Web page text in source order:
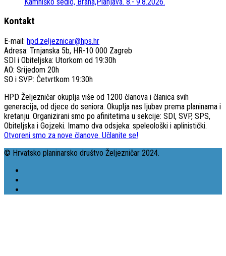
Kontakt
E-mail: hpd.zeljeznicar@hps.hr
Adresa: Trnjanska 5b, HR-10 000 Zagreb
SDI i Obiteljska: Utorkom od 19:30h
AO: Srijedom 20h
SO i SVP: Četvrtkom 19:30h
HPD Željezničar okuplja više od 1200 članova i članica svih
generacija, od djece do seniora. Okuplja nas ljubav prema planinama i
kretanju. Organizirani smo po afinitetima u sekcije: SDI, SVP, SPS,
Obiteljska i Gojzeki. Imamo dva odsjeka: speleološki i aplinistički.
Otvoreni smo za nove članove. Učlanite se!
© Hrvatsko planinarsko društvo Željezničar 2024.